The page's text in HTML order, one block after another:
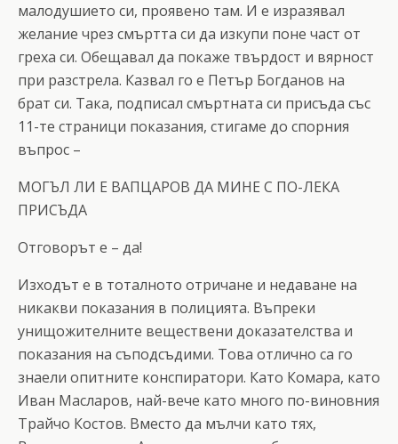
малодушието си, проявено там. И е изразявал
желание чрез смъртта си да изкупи поне част от
греха си. Обещавал да покаже твърдост и вярност
при разстрела. Казвал го е Петър Богданов на
брат си. Така, подписал смъртната си присъда със
11-те страници показания, стигаме до спорния
въпрос –
МОГЪЛ ЛИ Е ВАПЦАРОВ ДА МИНЕ С ПО-ЛЕКА
ПРИСЪДА
Отговорът е – да!
Изходът е в тоталното отричане и недаване на
никакви показания в полицията. Въпреки
унищожителните веществени доказателства и
показания на съподсъдими. Това отлично са го
знаели опитните конспиратори. Като Комара, като
Иван Масларов, най-вече като много по-виновния
Трайчо Костов. Вместо да мълчи като тях,